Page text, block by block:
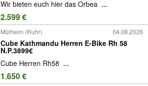
Wir bieten euch hier das Orbea ...
2.599 €
Mülheim (Ruhr) 04.08.2026
Cube Kathmandu Herren E-Bike Rh 58
N.P.3899€
Cube Herren Rh58 ...
1.650 €